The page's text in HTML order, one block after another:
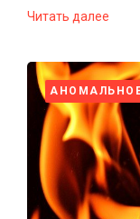
Читать далее